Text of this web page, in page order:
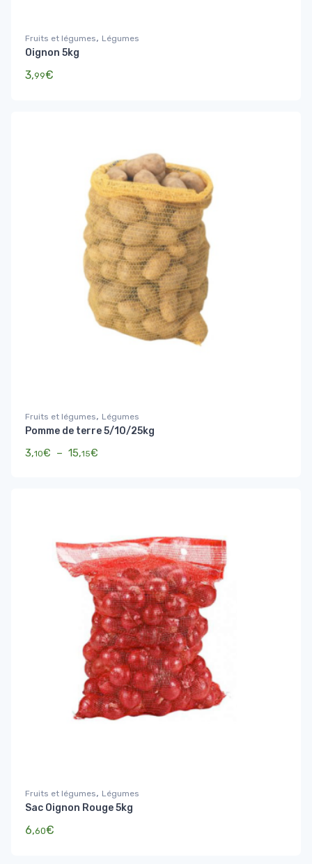
Fruits et légumes, Légumes
Oignon 5kg
3,99€
Fruits et légumes, Légumes
Pomme de terre 5/10/25kg
3,10€ – 15,15€
Fruits et légumes, Légumes
Sac Oignon Rouge 5kg
6,60€